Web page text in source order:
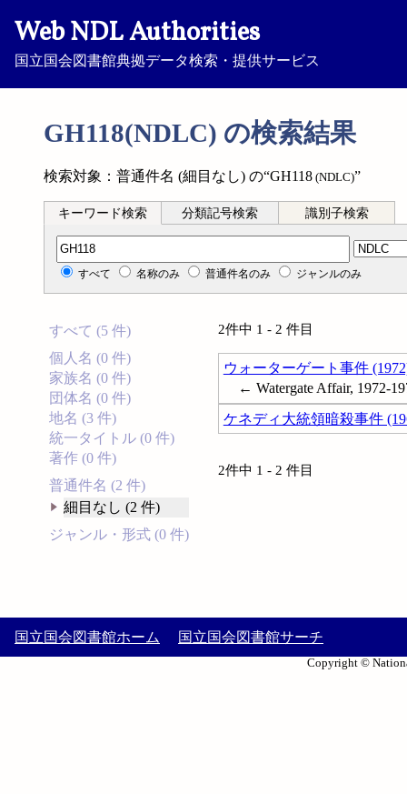
Web NDL Authorities
国立国会図書館典拠データ検索・提供サービス
GH118(NDLC) の検索結果
検索対象：普通件名 (細目なし) の“GH118 (NDLC)”
キーワード検索 分類記号検索 識別子検索
分類記号検索
すべて 名称のみ 普通件名のみ ジャンルのみ
すべて (5 件)
個人名 (0 件)
家族名 (0 件)
団体名 (0 件)
地名 (3 件)
統一タイトル (0 件)
著作 (0 件)
普通件名 (2 件)
細目なし (2 件)
ジャンル・形式 (0 件)
2件中 1 - 2 件目
ウォーターゲート事件
← Watergate Affair, 1972-
ケネディ大統領暗殺事件
2件中 1 - 2 件目
国立国会図書館ホーム 国立国会図書館サーチ
Copyright ©